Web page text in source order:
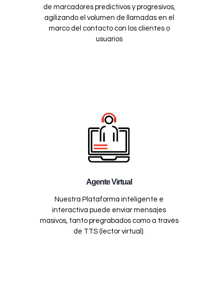
de marcadores predictivos y progresivos,
agilizando el volumen de llamadas en el
marco del contacto con los clientes o
usuarios
Agente Virtual
Nuestra Plataforma inteligente e
interactiva puede enviar mensajes
masivos, tanto pregrabados como a través
de TTS (lector virtual).